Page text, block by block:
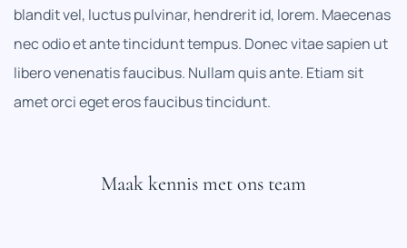
blandit vel, luctus pulvinar, hendrerit id, lorem. Maecenas
nec odio et ante tincidunt tempus. Donec vitae sapien ut
libero venenatis faucibus. Nullam quis ante. Etiam sit
amet orci eget eros faucibus tincidunt.
Maak kennis met ons team